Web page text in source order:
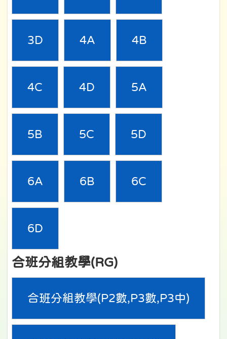
3D 4A 4B
4C 4D 5A
5B 5C 5D
6A 6B 6C
6D
合班分組教學(RG)
合班分組教學(P2數,P3數,P3中)